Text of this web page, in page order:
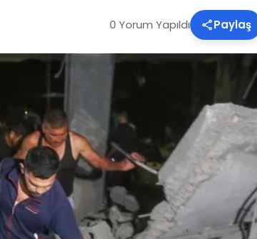
0 Yorum Yapıldı Paylaş